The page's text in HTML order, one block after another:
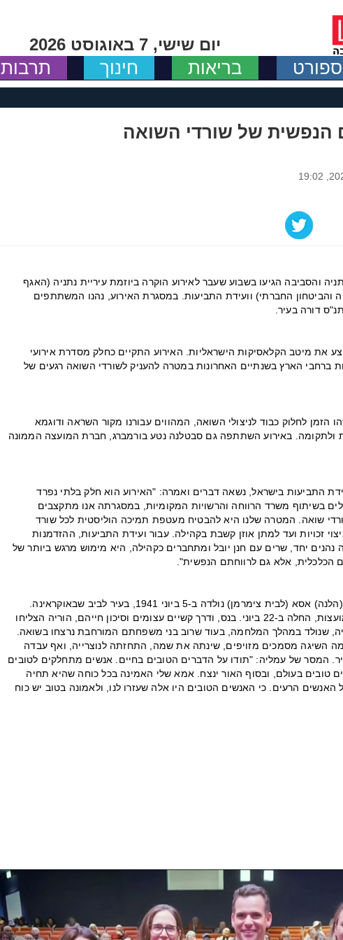
יום שישי, 7 באוגוסט 2026
ספורט בריאות חינוך תרבות
הנפשית של שורדי השואה
והסביבה הגיעו בשבוע שעבר לאירוע הוקרה ביוזמת עיריית נתניה (האגף
והביטחון החברתי) וועידת התביעות. במסגרת האירוע, נהנו המשתתפים
דורה בעיר.
את מיטב הקלאסיקות הישראליות. האירוע התקיים כחלק מסדרת אירועי
ברחבי הארץ בשנתיים האחרונות במטרה להעניק לשורדי השואה רגעים של
הזמן לחלוק כבוד לניצולי השואה, המהווים עבורנו מקור השראה ודוגמא
ולתקומה. באירוע השתתפה גם סבטלנה נטע בורמברג, חברת המועצה הממונה
התביעות בישראל, נשאה דברים ואמרה: "האירוע הוא חלק בלתי נפרד
בשיתוף משרד הרווחה והרשויות המקומיות, במסגרתה אנו מתקצבים
שואה. המטרה שלנו היא להבטיח מעטפת תמיכה הוליסטית לכל שורד
זכויות ועד למתן אוזן קשבת בקהילה. עבור ועידת התביעות, ההזדמנות
נהנים יחד, שרים עם חנן יובל ומתחברים כקהילה, היא מימוש מרגש ביותר של
הכלכלית, אלא גם לרווחתם הנפשית".
אחת האורחות באירוע, עמליה (הלנה) אסא (לבית צימרמן) נולדה ב-5 ביוני 1941, בעיר לביב שבאוקראינה.
פלישת הצבא הנאצי לברית המועצות, החלה ב-22 ביוני. בנס, ודרך קשיים עצומים וסיכון חייהם, הוריה הצליחו
שנולד במהלך המלחמה, בעוד שרוב בני משפחתם המורחבת נרצחו בשואה.
השיגה מסמכים מזויפים, שינתה את שמה, התחזתה לנוצרייה, ואף עבדה
המסר של עמליה: "תודו על הדברים הטובים בחיים. אנשים מתחלקים לטובים
טובים בעולם, ובסוף האור ינצח. אמא שלי האמינה בכל כוחה שהיא תחיה
האנשים הרעים. כי האנשים הטובים היו אלה שעזרו לנו, ולאמונה בטוב יש כוח